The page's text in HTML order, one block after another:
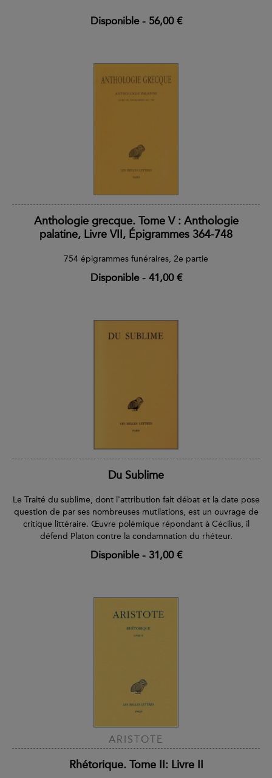
Disponible- 56,00 €
Anthologie grecque. Tome V : Anthologie
palatine, Livre VII, Épigrammes 364-748
754 épigrammes funéraires, 2e partie
Disponible- 41,00 €
Du Sublime
Le Traité du sublime, dont l'attribution fait débat et la date pose
question de par ses nombreuses mutilations, est un ouvrage de
critique littéraire. Œuvre polémique répondant à Cécilius, il
défend Platon contre la condamnation du rhéteur.
Disponible- 31,00 €
ARISTOTE
Rhétorique. Tome II: Livre II